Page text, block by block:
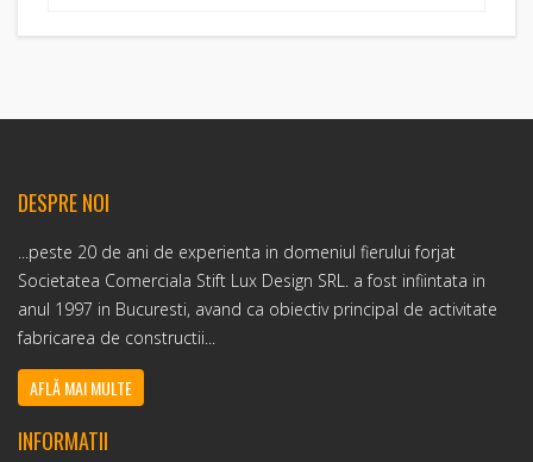
DESPRE NOI
...peste 20 de ani de experienta in domeniul fierului forjat
Societatea Comerciala Stift Lux Design SRL. a fost infiintata in
anul 1997 in Bucuresti, avand ca obiectiv principal de activitate
fabricarea de constructii...
AFLĂ MAI MULTE
INFORMATII